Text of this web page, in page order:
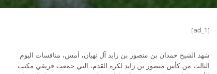
[ad_1]
شهد الشيخ حمدان بن منصور بن زايد آل نهيان، أمس، منافسات اليوم
الثالث من كأس منصور بن زايد لكرة القدم، التي جمعت فريقي مكتب